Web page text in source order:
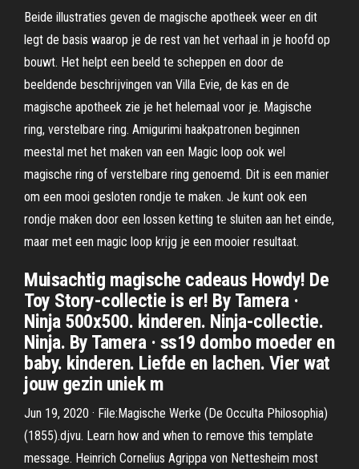
Beide illustraties geven de magische apotheek weer en dit
legt de basis waarop je de rest van het verhaal in je hoofd op
bouwt. Het helpt een beeld te scheppen en door de
beeldende beschrijvingen van Villa Evie, de kas en de
magische apotheek zie je het helemaal voor je. Magische
ring, verstelbare ring. Amigurimi haakpatronen beginnen
meestal met het maken van een Magic loop ook wel
magische ring of verstelbare ring genoemd. Dit is een manier
om een mooi gesloten rondje te maken. Je kunt ook een
rondje maken door een lossen ketting te sluiten aan het einde,
maar met een magic loop krijg je een mooier resultaat.
Muisachtig magische cadeaus Howdy! De
Toy Story-collectie is er! By Tamera ·
Ninja 500x500. kinderen. Ninja-collectie.
Ninja. By Tamera · ss19 dombo moeder en
baby. kinderen. Liefde en lachen. Vier wat
jouw gezin uniek m
Jun 19, 2020 · File:Magische Werke (De Occulta Philosophia)
(1855).djvu. Learn how and when to remove this template
message. Heinrich Cornelius Agrippa von Nettesheim most